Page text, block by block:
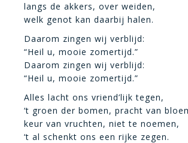
langs de akkers, over weiden,
welk genot kan daarbij halen.
Daarom zingen wij verblijd:
“Heil u, mooie zomertijd.”
Daarom zingen wij verblijd:
“Heil u, mooie zomertijd.”
Alles lacht ons vriend’lijk tegen,
‘t groen der bomen, pracht van
keur van vruchten, niet te noemen,
‘t al schenkt ons een rijke zegen.